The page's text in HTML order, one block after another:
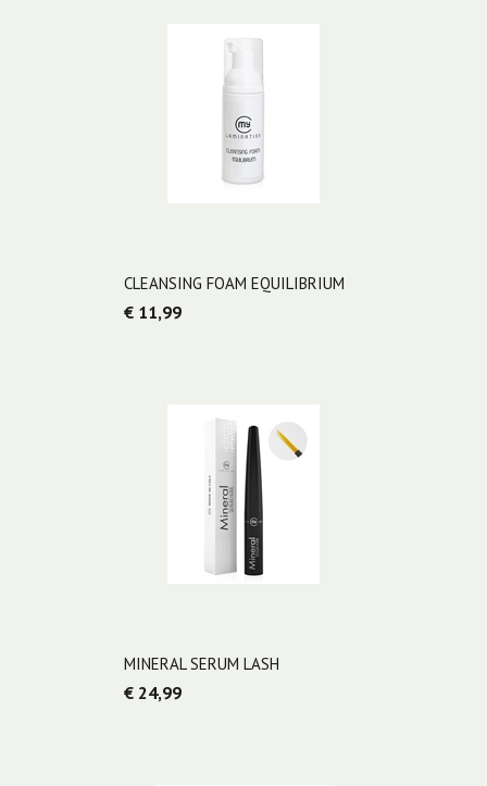
CLEANSING FOAM EQUILIBRIUM
€ 11,99
MINERAL SERUM LASH
€ 24,99